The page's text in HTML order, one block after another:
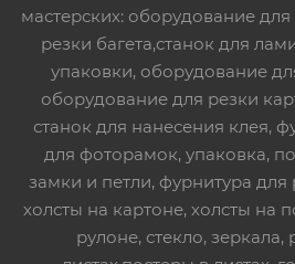
мастерских: оборудование
резки багета,станок для
упаковки, оборудование
оборудование для резки
станок для нанесения клея,
для фоторамок, упаковка,
замки и петли, фурнитура для
холсты на картоне, холсты на
рулоне, стекло,